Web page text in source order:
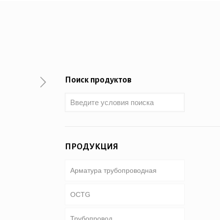
Поиск продуктов
ПРОДУКЦИЯ
Арматура трубопроводная
OCTG